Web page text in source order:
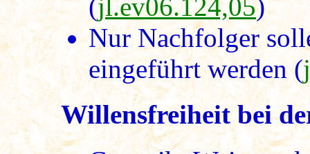
(jl.ev06.124,05)
Nur Nachfolger
eingeführt werden (
Willensfreiheit bei